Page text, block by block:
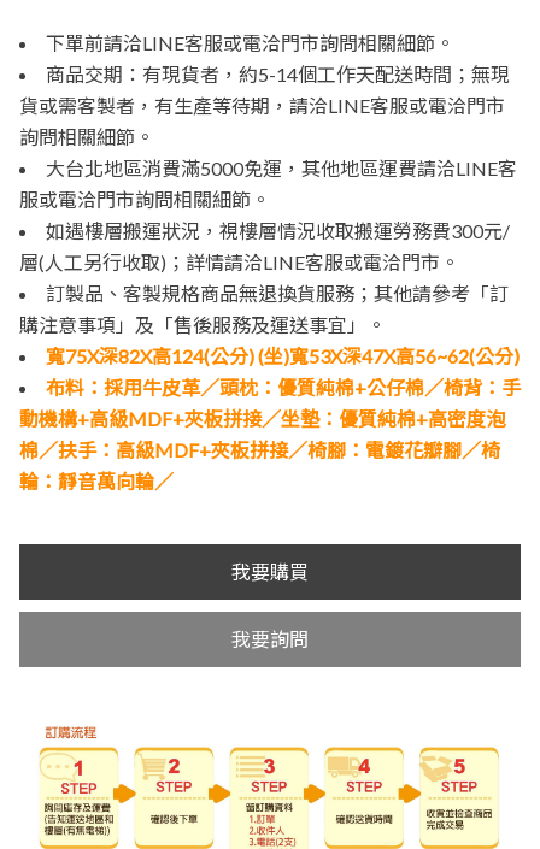
下單前請洽LINE客服或電洽門市詢問相關細節。
商品交期：有現貨者，約5-14個工作天配送時間；無現
貨或需客製者，有生產等待期，請洽LINE客服或電洽門市
詢問相關細節。
大台北地區消費滿5000免運，其他地區運費請洽LINE客
服或電洽門市詢問相關細節。
如遇樓層搬運狀況，視樓層情況收取搬運勞務費300元/
層(人工另行收取)；詳情請洽LINE客服或電洽門市。
訂製品、客製規格商品無退換貨服務；其他請參考「訂
購注意事項」及「售後服務及運送事宜」。
寬75X深82X高124(公分) (坐)寬53X深47X高56~62(公分)
布料：採用牛皮革／頭枕：優質純棉+公仔棉／椅背：手
動機構+高級MDF+夾板拼接／坐墊：優質純棉+高密度泡
棉／扶手：高級MDF+夾板拼接／椅腳：電鍍花瓣腳／椅
輪：靜音萬向輪／
我要購買
我要詢問